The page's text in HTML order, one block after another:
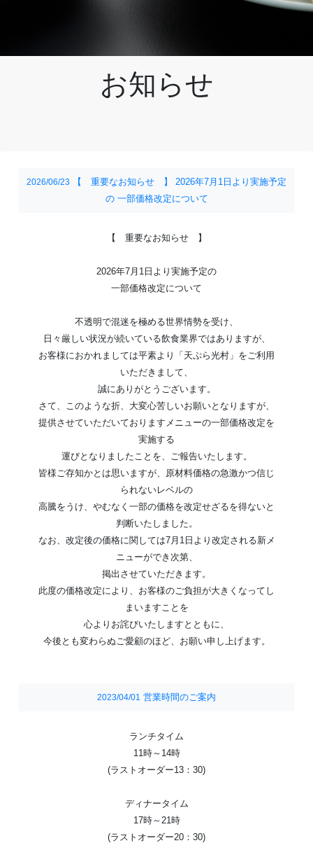
お知らせ
2026/06/23 【 重要なお知らせ 】 2026年7月1日より実施予定
の 一部価格改定について
【 重要なお知らせ 】
2026年7月1日より実施予定の
一部価格改定について
不透明で混迷を極める世界情勢を受け、
日々厳しい状況が続いている飲食業界ではありますが、
お客様におかれましては平素より「天ぷら光村」をご利用
いただきまして、
誠にありがとうございます。
さて、このような折、大変心苦しいお願いとなりますが、
提供させていただいておりますメニューの一部価格改定を
実施する
運びとなりましたことを、ご報告いたします。
皆様ご存知かとは思いますが、原材料価格の急激かつ信じ
られないレベルの
高騰をうけ、やむなく一部の価格を改定せざるを得ないと
判断いたしました。
なお、改定後の価格に関しては7月1日より改定される新メ
ニューができ次第、
掲出させていただきます。
此度の価格改定により、お客様のご負担が大きくなってし
まいますことを
心よりお詫びいたしますとともに、
今後とも変わらぬご愛顧のほど、お願い申し上げます。
2023/04/01 営業時間のご案内
ランチタイム
11時～14時
(ラストオーダー13：30)
ディナータイム
17時～21時
(ラストオーダー20：30)